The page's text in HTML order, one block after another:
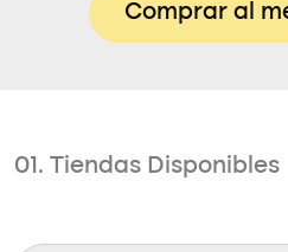
Comprar al
01. Tiendas Disponibles